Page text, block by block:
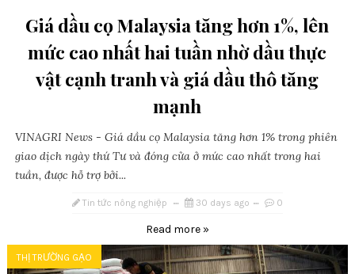
Giá dầu cọ Malaysia tăng hơn 1%, lên
mức cao nhất hai tuần nhờ dầu thực
vật cạnh tranh và giá dầu thô tăng
mạnh
VINAGRI News - Giá dầu cọ Malaysia tăng hơn 1% trong phiên
giao dịch ngày thứ Tư và đóng cửa ở mức cao nhất trong hai
tuần, được hỗ trợ bởi...
Tin tức nông nghiệp 30 days ago 0
Read more »
THỊ TRƯỜNG GẠO